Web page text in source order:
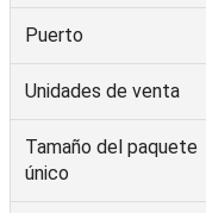
Puerto
Unidades de venta
Tamaño del paquete
único